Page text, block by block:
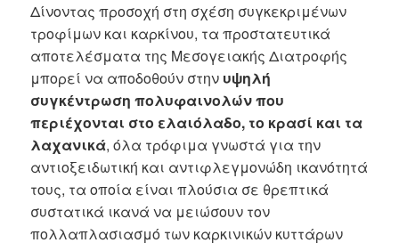
Δίνοντας προσοχή στη σχέση συγκεκριμένων
τροφίμων και καρκίνου, τα προστατευτικά
αποτελέσματα της Μεσογειακής Διατροφής
μπορεί να αποδοθούν στην υψηλή
συγκέντρωση πολυφαινολών που
περιέχονται στο ελαιόλαδο, το κρασί και τα
λαχανικά, όλα τρόφιμα γνωστά για την
αντιοξειδωτική και αντιφλεγμονώδη ικανότητά
τους, τα οποία είναι πλούσια σε θρεπτικά
συστατικά ικανά να μειώσουν τον
πολλαπλασιασμό των καρκινικών κυττάρων